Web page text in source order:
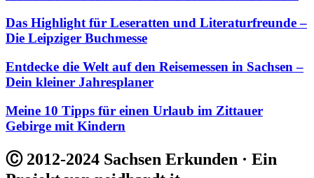
Das Highlight für Leseratten und Literaturfreunde –
Die Leipziger Buchmesse
Entdecke die Welt auf den Reisemessen in Sachsen –
Dein kleiner Jahresplaner
Meine 10 Tipps für einen Urlaub im Zittauer
Gebirge mit Kindern
Ⓒ 2012-2024 Sachsen Erkunden · Ein